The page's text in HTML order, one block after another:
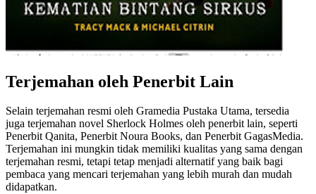
Terjemahan oleh Penerbit Lain
Selain terjemahan resmi oleh Gramedia Pustaka Utama, tersedia
juga terjemahan novel Sherlock Holmes oleh penerbit lain, seperti
Penerbit Qanita, Penerbit Noura Books, dan Penerbit GagasMedia.
Terjemahan ini mungkin tidak memiliki kualitas yang sama dengan
terjemahan resmi, tetapi tetap menjadi alternatif yang baik bagi
pembaca yang mencari terjemahan yang lebih murah dan mudah
didapatkan.